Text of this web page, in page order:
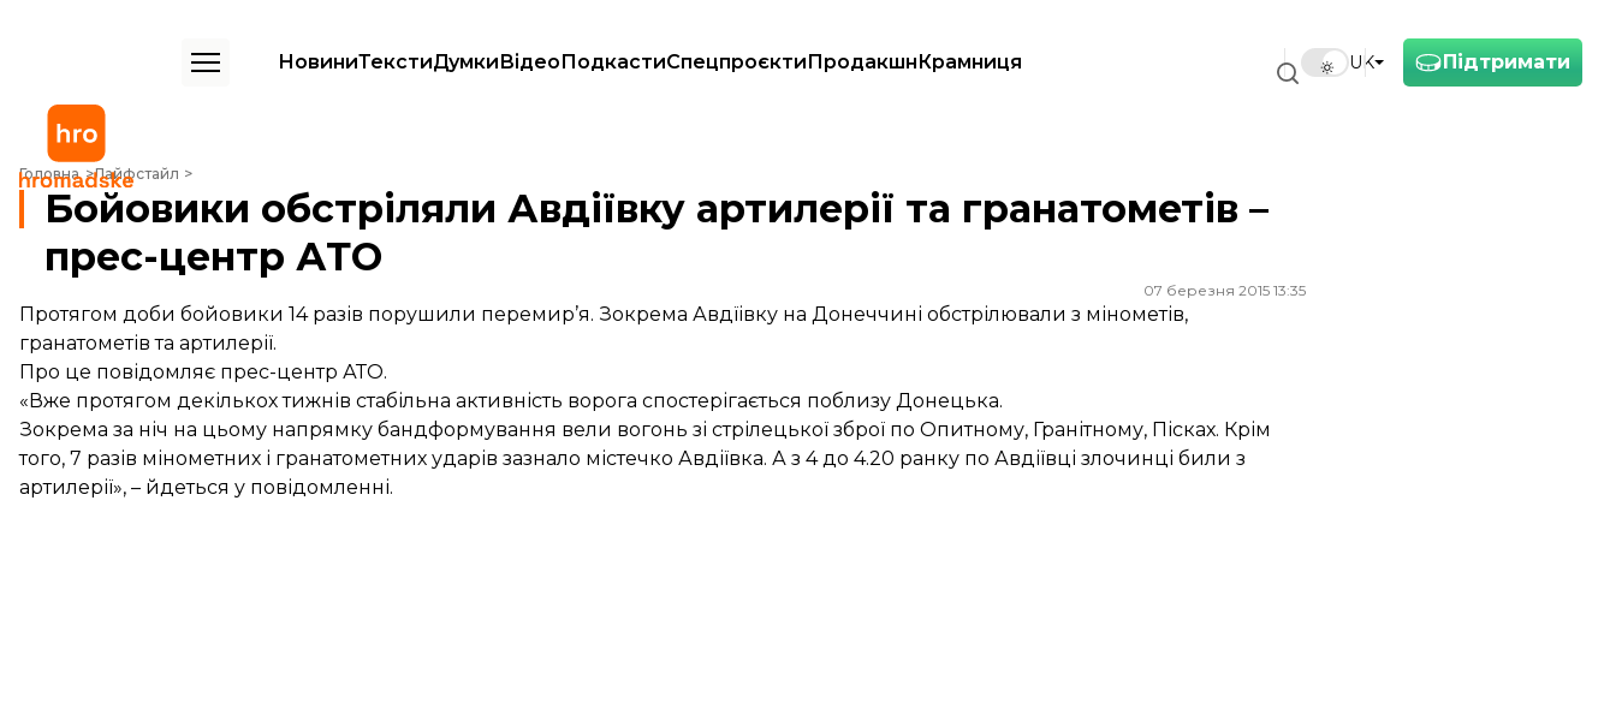
Підтримати
UK
НовиниТекстиДумкиВідеоПодкастиСпецпроєктиПродакшнКрамниця
Головна Лайфстайл
Бойовики обстріляли Авдіївку артилерії та гранатометів – прес-центр АТО
Бойовики обстріляли Авдіївку артилерії та гранатометів –
прес-центр АТО
07 березня 2015 13:35
Протягом доби бойовики 14 разів порушили перемир’я. Зокрема Авдїівку на Донеччині обстрілювали з мінометів,
гранатометів та артилерії.
Про це повідомляє прес-центр АТО.
«Вже протягом декількох тижнів стабільна активність ворога спостерігається поблизу Донецька.
Зокрема за ніч на цьому напрямку бандформування вели вогонь зі стрілецької зброї по Опитному, Гранітному, Пісках. Крім
того, 7 разів мінометних і гранатометних ударів зазнало містечко Авдіївка. А з 4 до 4.20 ранку по Авдіївці злочинці били з
артилерії», – йдеться у повідомленні.